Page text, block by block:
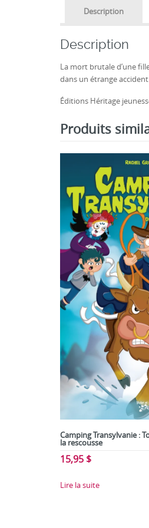
Description
Description
La mort brutale d’une
dans un étrange
Éditions Héritage
Produits
Camping Transylvanie :
la rescousse
15,95 $
Lire la suite